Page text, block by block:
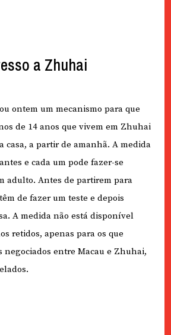
a Zhuhai
ontem um mecanismo para que
de 14 anos que vivem em Zhuhai
casa, a partir de amanhã. A medida
e cada um pode fazer-se
adulto. Antes de partirem para
de fazer um teste e depois
A medida não está disponível
retidos, apenas para os que
negociados entre Macau e Zhuhai,